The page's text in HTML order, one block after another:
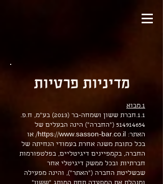
מדיניות פרטיות
1.מבוא
1.1.חברת ששון ושמחה-בר (2013) בע"מ, ח.פ.
514914654 ("החברה") הינה הבעלים של
האתר: https://www.sasson-bar.co.il/ או
בכל כתובת משנה אחרת בעמודי הנחיתה של
החברה, בקמפיינים דיגיטליים, בפלטפורמות
חברתיות ובכל ממשק דיגיטלי אחר
שבשליטת החברה ("האתר"), והינה מפעילה